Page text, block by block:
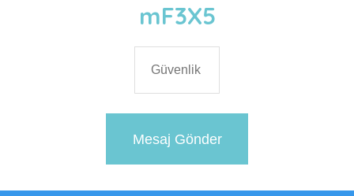
mF3X5